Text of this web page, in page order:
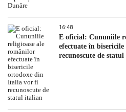
16:48
E oficial: Cununiile
efectuate în
recunoscute de